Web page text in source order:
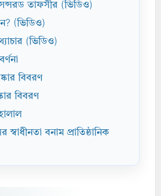
তাফসীর (ভিডিও)
(ভিডিও)
(ভিডিও)
বিবরণ
বিবরণ
স্বাধীনতা বনাম প্রাতিষ্ঠানিক